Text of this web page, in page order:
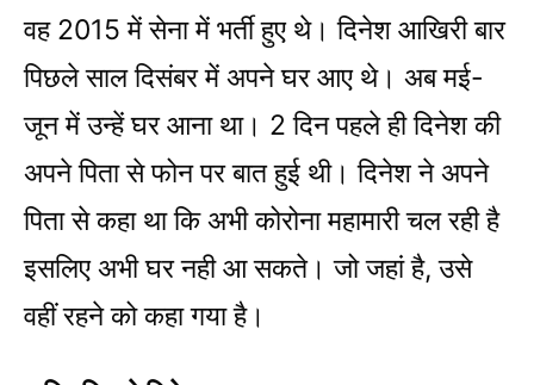
वह 2015 में सेना में भर्ती हुए थे। दिनेश आखिरी बार
पिछले साल दिसंबर में अपने घर आए थे। अब मई-
जून में उन्हें घर आना था। 2 दिन पहले ही दिनेश की
अपने पिता से फोन पर बात हुई थी। दिनेश ने अपने
पिता से कहा था कि अभी कोरोना महामारी चल रही है
इसलिए अभी घर नही आ सकते। जो जहां है, उसे
वहीं रहने को कहा गया है।